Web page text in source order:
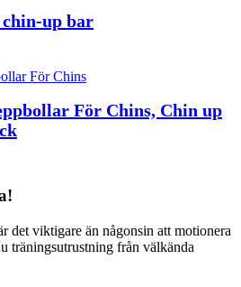
up bar
För Chins, Chin up
det viktigare än någonsin att motionera
träningsutrustning från välkända